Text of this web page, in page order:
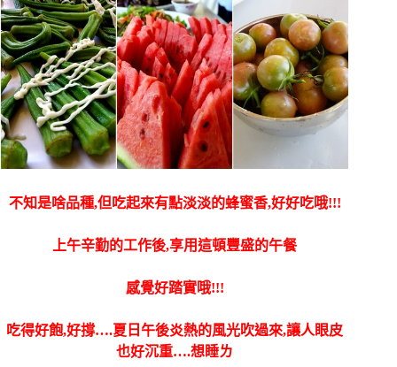
不知是啥品種,但吃起來有點淡淡的蜂蜜香,好好吃哦!!!
上午辛勤的工作後,享用這頓豐盛的午餐
感覺好踏實哦!!!
吃得好飽,好撐….夏日午後炎熱的風光吹過來,讓人眼皮
也好沉重….想睡ㄌ